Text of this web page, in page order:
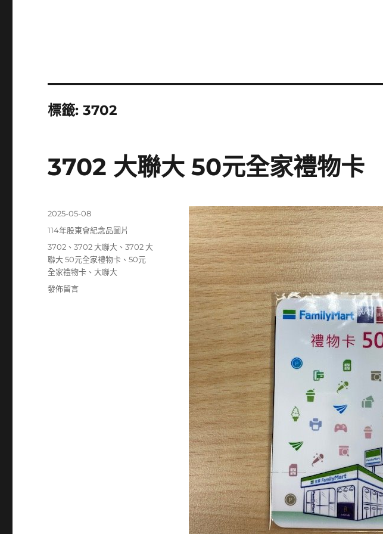
標籤:3702
3702 大聯大 50元全家禮物卡
發
期:
2025-05-08
分
114年股東會紀念品圖片
標
籤
3702 、3702 大聯大 、3702 大
聯大 50元全家禮物卡 、50元
全家禮物卡 、大聯大
在
發佈留言